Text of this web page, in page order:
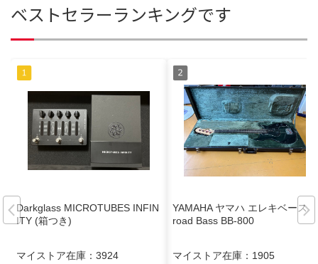
ベストセラーランキングです
Darkglass MICROTUBES INFIN
ITY (箱つき)
マイストア在庫： 3924
YAMAHA ヤマハ エレキベース B
road Bass BB-800
マイストア在庫： 1905